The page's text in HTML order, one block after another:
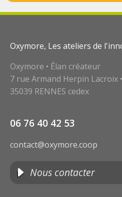
Oxymore, Les ateliers de
Oxymore • Élan créateur
7 rue Armand Herpin Lacroix
35039 RENNES cedex
06 76 40 42 53
contact@oxymore.coop
Nous contacter